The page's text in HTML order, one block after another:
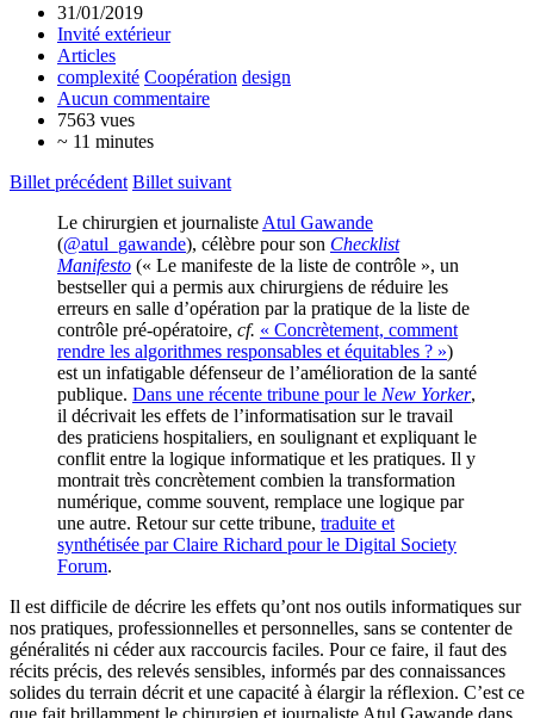
31/01/2019
Invité extérieur
Articles
complexité Coopération design
Aucun commentaire
7563 vues
~ 11 minutes
Billet précédent Billet suivant
Le chirurgien et journaliste Atul Gawande
(@atul_gawande), célèbre pour son Checklist
Manifesto (« Le manifeste de la liste de contrôle », un
bestseller qui a permis aux chirurgiens de réduire les
erreurs en salle d’opération par la pratique de la liste de
contrôle pré-opératoire, cf. « Concrètement, comment
rendre les algorithmes responsables et équitables ? »)
est un infatigable défenseur de l’amélioration de la santé
publique. Dans une récente tribune pour le New Yorker,
il décrivait les effets de l’informatisation sur le travail
des praticiens hospitaliers, en soulignant et expliquant le
conflit entre la logique informatique et les pratiques. Il y
montrait très concrètement combien la transformation
numérique, comme souvent, remplace une logique par
une autre. Retour sur cette tribune, traduite et
synthétisée par Claire Richard pour le Digital Society
Forum.
Il est difficile de décrire les effets qu’ont nos outils informatiques sur
nos pratiques, professionnelles et personnelles, sans se contenter de
généralités ni céder aux raccourcis faciles. Pour ce faire, il faut des
récits précis, des relevés sensibles, informés par des connaissances
solides du terrain décrit et une capacité à élargir la réflexion. C’est ce
que fait brillamment le chirurgien et journaliste Atul Gawande dans